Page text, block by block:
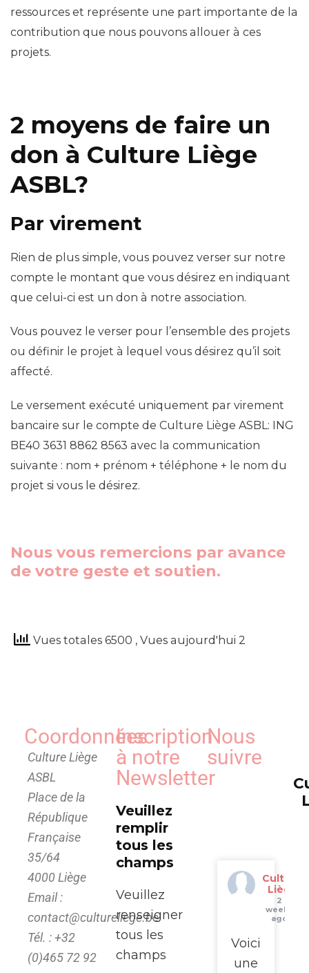
ressources et représente une part importante de la
contribution que nous pouvons allouer à ces
projets.
2 moyens de faire un
don à Culture Liège
ASBL?
Par virement
Rien de plus simple, vous pouvez verser sur notre
compte le montant que vous désirez en indiquant
que celui-ci est un don à notre association.
Vous pouvez le verser pour l’ensemble des projets
ou définir le projet à lequel vous désirez qu’il soit
affecté.
Le versement exécuté uniquement par virement
bancaire sur le compte de Culture Liège ASBL: ING
BE40 3631 8862 8563 avec la communication
suivante : nom + prénom + téléphone + le nom du
projet si vous le désirez.
Nous vous remercions par avance
de votre geste et soutien.
Vues totales 6500 , Vues aujourd'hui 2
Coordonnées
Culture Liège
ASBL
Place de la
République
Française
35/64
4000 Liège
Email :
contact@cultureliege.be
Tél. : +32
(0)465 72 92
Inscription
à notre
Newsletter
Veuillez
remplir
tous les
champs
Veuillez
renseigner
tous les
champs
Nous
suivre
Culture
Liège
2
weeks
ago
Voici
une